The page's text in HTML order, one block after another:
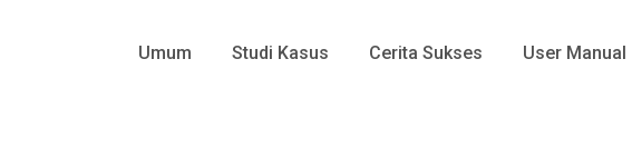
Umum Studi Kasus Cerita Sukses User Manual